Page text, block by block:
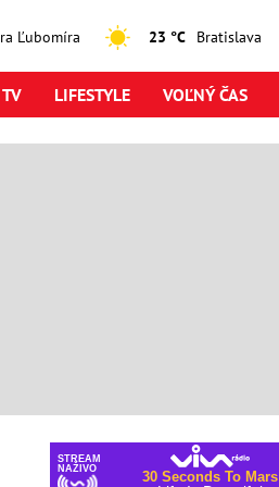
Ľubomíra 23 °C
LIFESTYLE VOĽNÝ ČAS
STREAM
NAŽIVO
30 Seconds To Mars